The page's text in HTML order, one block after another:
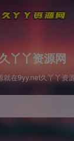
久丫丫资源网
就在9yy.net久丫丫资